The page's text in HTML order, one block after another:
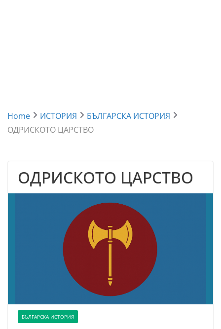
Home ИСТОРИЯ
БЪЛГАРСКА ИСТОРИЯ
ОДРИСКОТО ЦАРСТВО
ОДРИСКОТО ЦАРСТВО
БЪЛГАРСКА ИСТОРИЯ